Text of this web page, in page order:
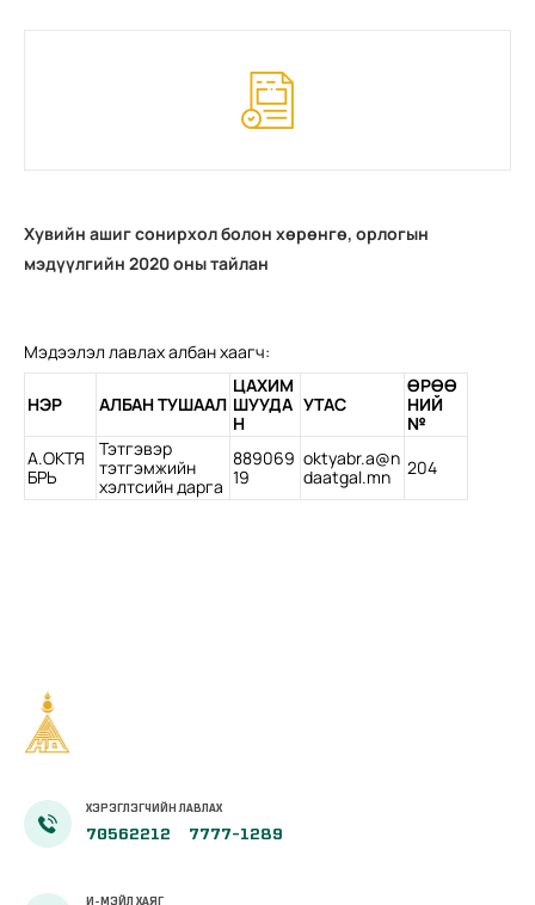
Хувийн ашиг сонирхол болон хөрөнгө, орлогын
мэдүүлгийн 2020 оны тайлан
Мэдээлэл лавлах албан хаагч:
НЭР АЛБАН ТУШААЛ
ЦАХИМ
ШУУДА
Н
УТАС
ӨРӨӨ
НИЙ
№
А.ОКТЯ
БРЬ
Тэтгэвэр
тэтгэмжийн
хэлтсийн дарга
889069
19
oktyabr.a@n
daatgal.mn
204
ХЭРЭГЛЭГЧИЙН ЛАВЛАХ
70562212 7777-1289
И-МЭЙЛ ХАЯГ